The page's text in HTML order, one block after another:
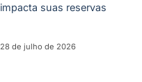
impacta suas reservas
28 de julho de 2026